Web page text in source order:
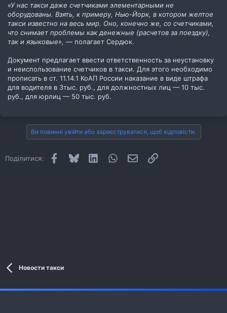
«У нас такси даже счетчиками элементарными не
оборудованы. Взять, к примеру, Нью-Йорк, в котором желтое
такси известно на весь мир. Оно, конечно же, со счетчиками,
что снимает проблемы как денежные (расчетов за поездку),
так и языковые», — полагает Сердюк.
Документ предлагает ввести ответственность за неустановку
и неиспользование счетчиков в такси. Для этого необходимо
прописать в ст. 11.14.1 КоАП России наказание в виде штрафа
для водителя в 3тыс. руб., для должностных лиц — 10 тыс.
руб., для юрлиц — 50 тыс. руб.
Ви повинні увійти або зареєструватися, щоб відповісти.
Поділитися: Facebook
Bluesky LinkedInWhatsApp
E-mailПосилання
Новости такси